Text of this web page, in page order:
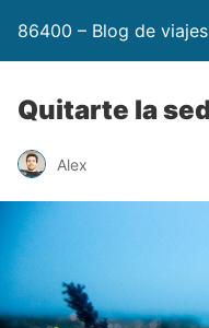
86400 – Blog de viajes
Quitarte la
Alex